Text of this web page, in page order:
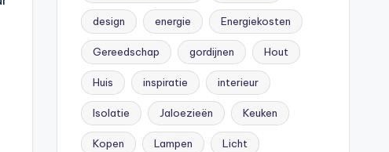
design energie Energiekosten
Gereedschap gordijnen Hout
Huis inspiratie interieur
Isolatie Jaloezieën Keuken
Kopen Lampen Licht